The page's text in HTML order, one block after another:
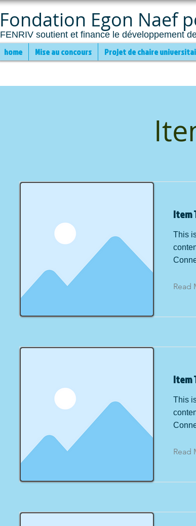
Fondation Egon Naef
FENRIV soutient et finance le développement
home Mise au concours Projet de chaire
Item
This
Read
Item
This
Read